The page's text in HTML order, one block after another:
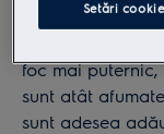
în prearabil, dar
foc mai puternic,
sunt atât
sunt adesea
Setări